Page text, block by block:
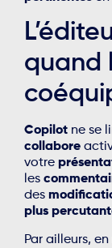
quand
Copilot ne se
collabore
votre
les
des
plus
Par ailleurs, en